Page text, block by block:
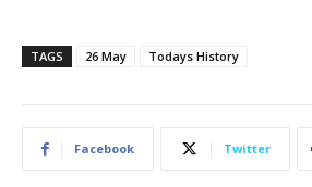
TAGS 26 May Todays History
Facebook Twitter